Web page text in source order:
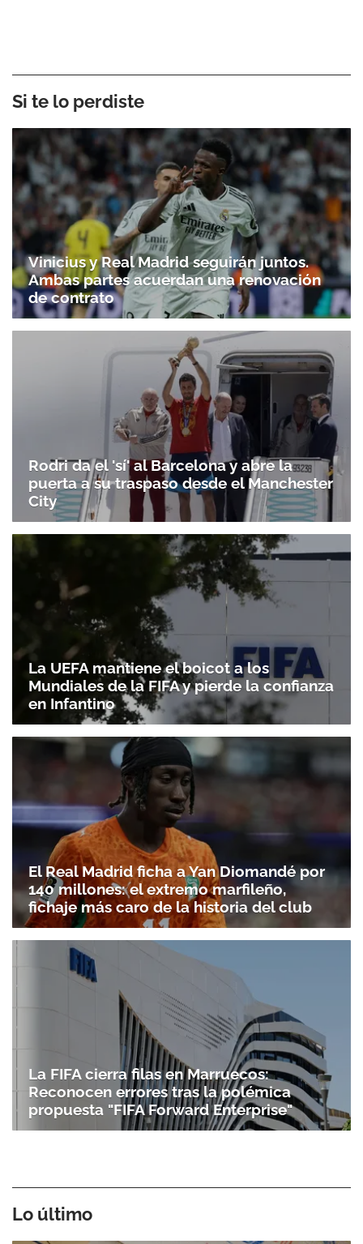
Si te lo perdiste
Vinicius y Real Madrid seguirán juntos.
Ambas partes acuerdan una renovación
de contrato
Rodri da el 'sí' al Barcelona y abre la
puerta a su traspaso desde el Manchester
City
La UEFA mantiene el boicot a los
Mundiales de la FIFA y pierde la confianza
en Infantino
El Real Madrid ficha a Yan Diomandé por
140 millones: el extremo marfileño,
fichaje más caro de la historia del club
La FIFA cierra filas en Marruecos:
Reconocen errores tras la polémica
propuesta "FIFA Forward Enterprise"
Lo último